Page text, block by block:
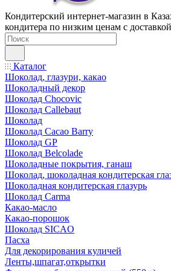
Кондитерский интернет-магазин в
кондитера по низким ценам с
Каталог
Шоколад, глазури, какао
Шоколадный декор
Шоколад Chocovic
Шоколад Callebaut
Шоколад
Шоколад Cacao Barry
Шоколад GP
Шоколад Belcolade
Шоколадные покрытия, ганаш
Шоколад, шоколадная кондитерская
Шоколадная кондитерская глазурь
Шоколад Carma
Какао-масло
Какао-порошок
Шоколад SICAO
Пасха
Для декорирования куличей
Ленты,шпагат,открытки